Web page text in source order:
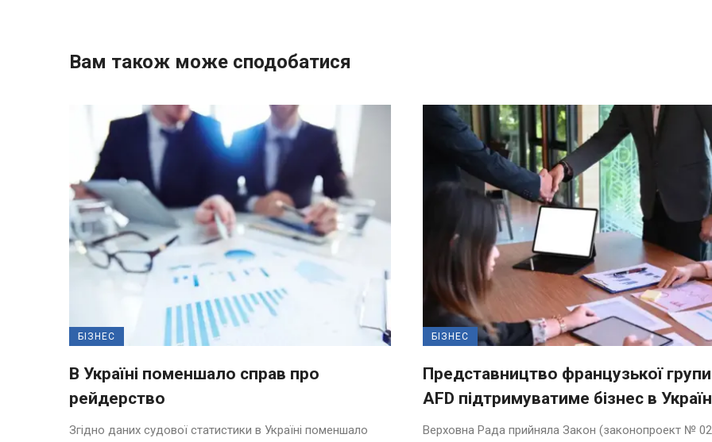
Вам також може сподобатися
БІЗНЕС
В Україні поменшало справ про
рейдерство
Згідно даних судової статистики в Україні поменшало
БІЗНЕС
Представництво французької групи
AFD підтримуватиме бізнес в
Верховна Рада прийняла Закон (законопроект №